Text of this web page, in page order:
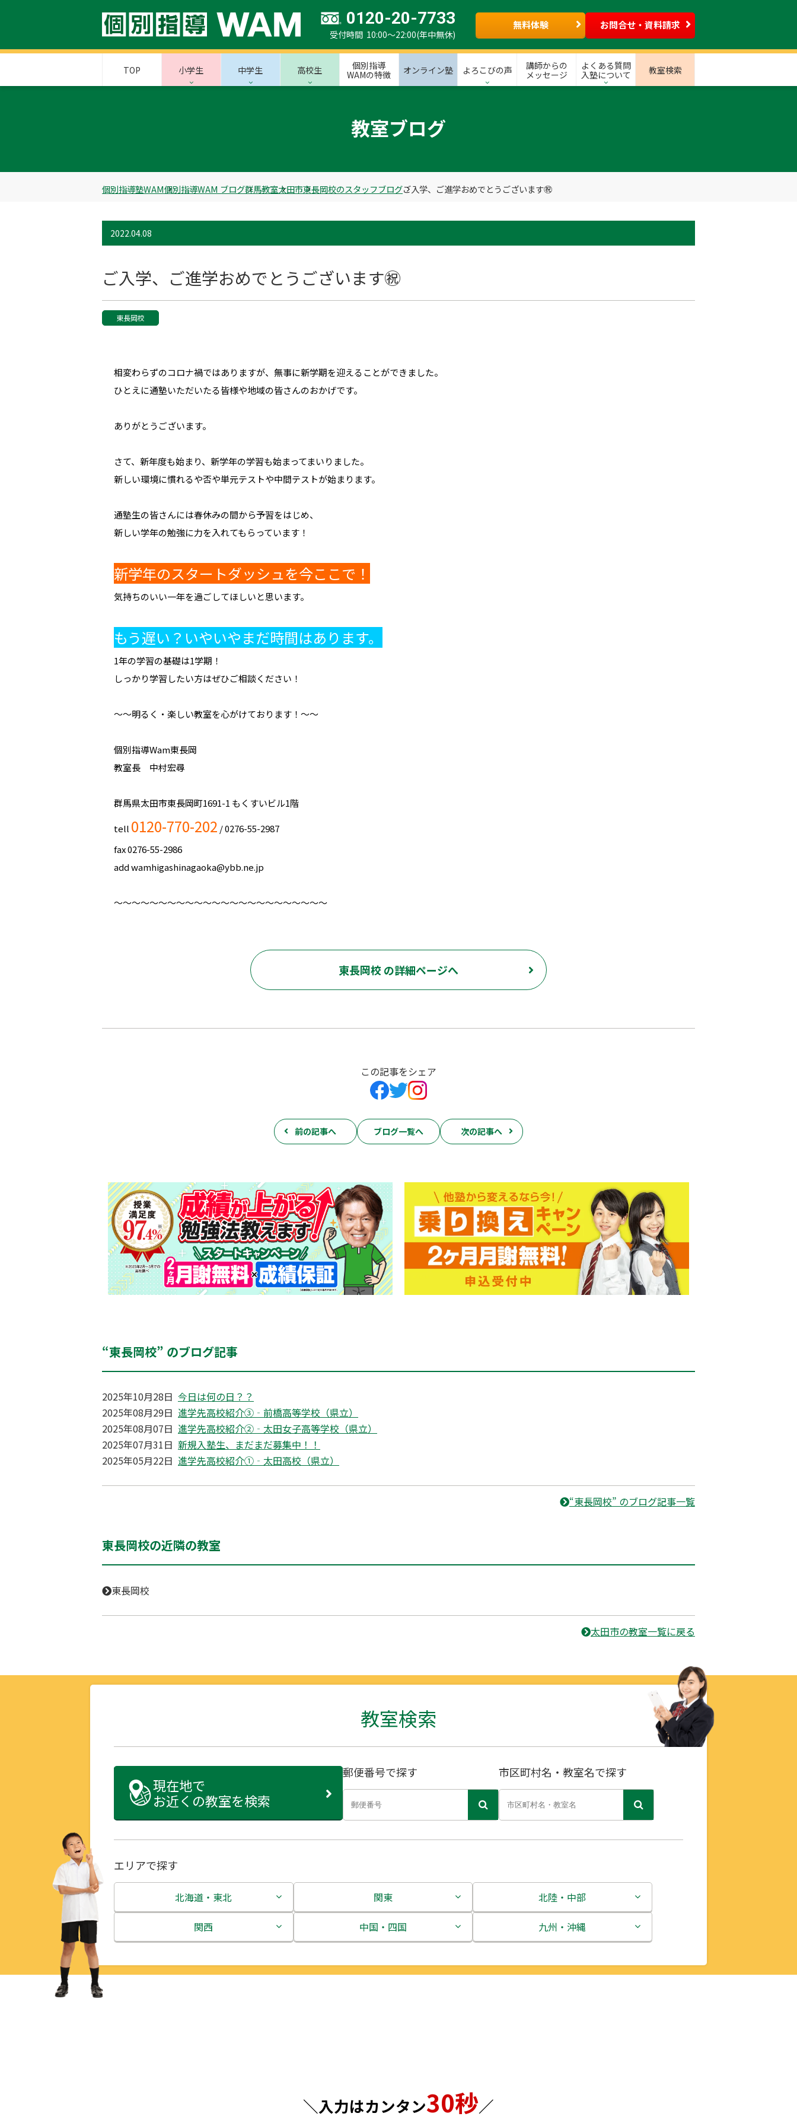
0120-20-7733
受付時間 10:00～22:00(年中無休)
無料体験 お問合せ・資料請求
TOP 小学生 中学生 高校生
個別指導
WAMの特徴
オンライン塾 よろこびの声
講師からの
メッセージ
よくある質問
入塾について
教室検索
教室ブログ
個別指導塾WAM個別指導WAM ブログ群馬教室太田市東長岡校のスタッフブログご入学、ご進学おめでとうございます㊗
2022.04.08
ご入学、ご進学おめでとうございます㊗
東長岡校
相変わらずのコロナ禍ではありますが、無事に新学期を迎えることができました。
ひとえに通塾いただいたる皆様や地域の皆さんのおかげです。
ありがとうございます。
さて、新年度も始まり、新学年の学習も始まってまいりました。
新しい環境に慣れるや否や単元テストや中間テストが始まります。
通塾生の皆さんには春休みの間から予習をはじめ、
新しい学年の勉強に力を入れてもらっています！
新学年のスタートダッシュを今ここで！
気持ちのいい一年を過ごしてほしいと思います。
もう遅い？いやいやまだ時間はあります。
1年の学習の基礎は1学期！
しっかり学習したい方はぜひご相談ください！
～～明るく・楽しい教室を心がけております！～～
個別指導Wam東長岡
教室長 中村宏尋
群馬県太田市東長岡町1691-1 もくすいビル1階
tell ‪ 0120-770-202 ‬ / ‪‪0276-55-2987‬‬ ‪
fax ‪0276-55-2986‬‬
add wamhigashinagaoka@ybb.ne.jp
～～～～～～～～～～～～～～～～～～～～～～～～
東長岡校 の詳細ページへ
この記事をシェア
前の記事へ ブログ一覧へ 次の記事へ
“東長岡校” のブログ記事
2025年10月28日 今日は何の日？？
2025年08月29日 進学先高校紹介③‐前橋高等学校（県立）
2025年08月07日 進学先高校紹介②‐太田女子高等学校（県立）
2025年07月31日 新規入塾生、まだまだ募集中！！
2025年05月22日 進学先高校紹介①‐太田高校（県立）
“東長岡校” のブログ記事一覧
東長岡校の近隣の教室
東長岡校
太田市の教室一覧に戻る
教室検索
現在地で
お近くの教室を検索
郵便番号で探す 市区町村名・教室名で探す
エリアで探す
北海道・東北
北海道
関東
茨城県
神奈川県
北陸・中部
新潟県
関西
中国・四国
徳島県
九州・沖縄
＼入力はカンタン30秒／